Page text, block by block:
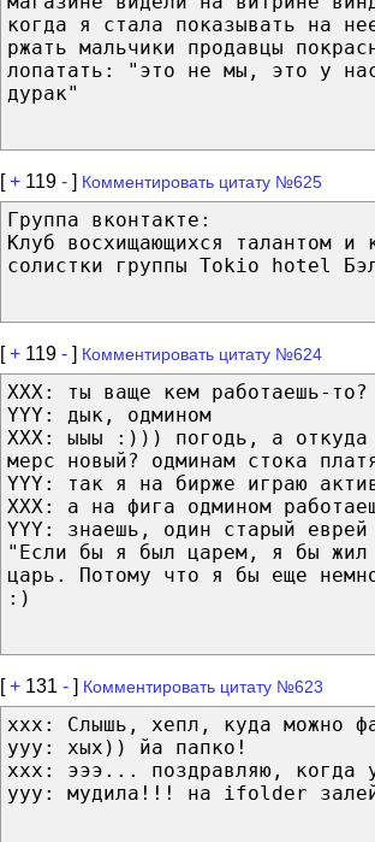
когда я стала показывать на
ржать мальчики продавцы
лопатать: "это не мы, это у
дурак"
[+ 119 - ] Комментировать цитату №625
Группа вконтакте:
Клуб восхищающихся талантом и
солистки группы Tokio hotel
[+ 119 - ] Комментировать цитату №624
XXX: ты ваще кем работаешь-то?
YYY: дык, одмином
XXX: ыыы :))) погодь, а откуда
мерс новый? одминам стока
YYY: так я на бирже играю
XXX: а на фига одмином
YYY: знаешь, один старый еврей
"Если бы я был царем, я бы жил
царь. Потому что я бы еще
:)
[+ 131 - ] Комментировать цитату №623
xxx: Слышь, хепл, куда можно
yyy: хых)) йа папко!
xxx: эээ... поздравляю, когда
yyy: мудила!!! на ifolder